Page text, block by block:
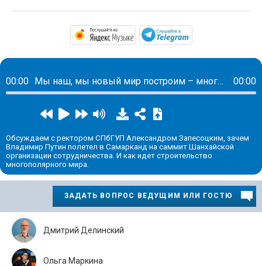
https://music.yandex.ru/
00:00 Мы наш, мы новый мир построим – многополярный. А затем… 00:00
Обсуждаем с ректором СПбГУП Александром Запесоцким, зачем
Владимир Путин полетел в Самарканд на саммит Шанхайской
организации сотрудничества. И как идет строительство
многополярного мира.
ЗАДАТЬ ВОПРОС ВЕДУЩИМ ИЛИ ГОСТЮ
Дмитрий Делинский
Ольга Маркина